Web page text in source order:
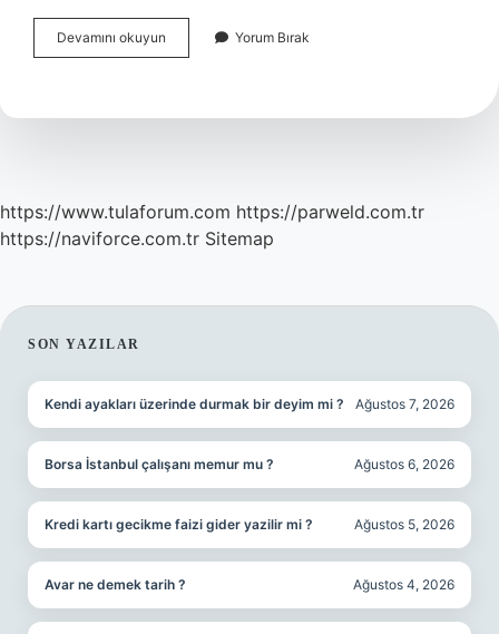
Devamını okuyun
Otu
Yorum Bırak
https://www.tulaforum.com https://parweld.com.tr
https://naviforce.com.tr Sitemap
SIDEBAR
SON YAZILAR
Kendi ayakları üzerinde durmak bir deyim mi ? Ağustos 7, 2026
Borsa İstanbul çalışanı memur mu ? Ağustos 6, 2026
Kredi kartı gecikme faizi gider yazilir mi ? Ağustos 5, 2026
Avar ne demek tarih ? Ağustos 4, 2026